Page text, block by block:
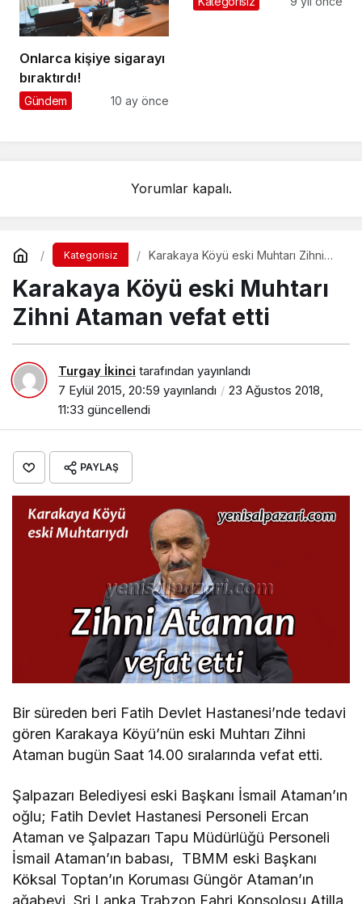
Onlarca kişiye sigarayı
bıraktırdı!
Gündem 10 ay önce
Yorumlar kapalı.
Kategorisiz
Karakaya Köyü eski Muhtarı Zihni
Karakaya Köyü eski Muhtarı
Zihni Ataman vefat etti
Turgay İkinci tarafından yayınlandı
7 Eylül 2015, 20:59 yayınlandı
23 Ağustos 2018,
11:33 güncellendi
PAYLAŞ
Bir süreden beri Fatih Devlet Hastanesi’nde tedavi
gören Karakaya Köyü’nün eski Muhtarı Zihni
Ataman bugün Saat 14.00 sıralarında vefat etti.
Şalpazarı Belediyesi eski Başkanı İsmail Ataman’ın
oğlu; Fatih Devlet Hastanesi Personeli Ercan
Ataman ve Şalpazarı Tapu Müdürlüğü Personeli
İsmail Ataman’ın babası, TBMM eski Başkanı
Köksal Toptan’ın Koruması Güngör Ataman’ın